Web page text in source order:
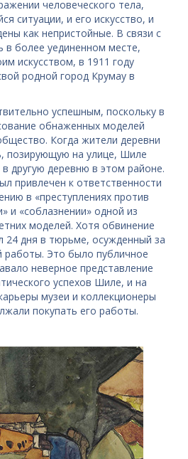
человеческого тела,
ситуации, и его искусство, и
как непристойные. В связи с
более уединенном месте,
искусством, в 1911 году
родной город Крумау в
успешным, поскольку в
обнаженных моделей
Когда жители деревни
позирующую на улице, Шиле
в другую деревню в этом районе.
привлечен к ответственности
в «преступлениях против
и «соблазнении» одной из
моделей. Хотя обвинение
24 дня в тюрьме, осужденный за
работы. Это было публичное
неверное представление
успехов Шиле, и на
музеи и коллекционеры
покупать его работы.